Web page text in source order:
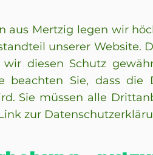
aus Mertzig legen wir
unserer Website.
wir diesen Schutz
beachten Sie, dass die
Sie müssen alle
zur